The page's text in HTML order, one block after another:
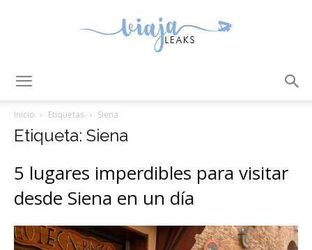
Inicio Etiquetas Siena
Etiqueta: Siena
5 lugares imperdibles para visitar
desde Siena en un día